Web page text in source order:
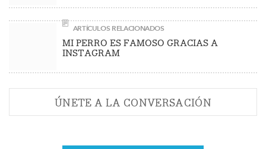
ARTÍCULOS RELACIONADOS
MI PERRO ES FAMOSO GRACIAS A
INSTAGRAM
ÚNETE A LA CONVERSACIÓN